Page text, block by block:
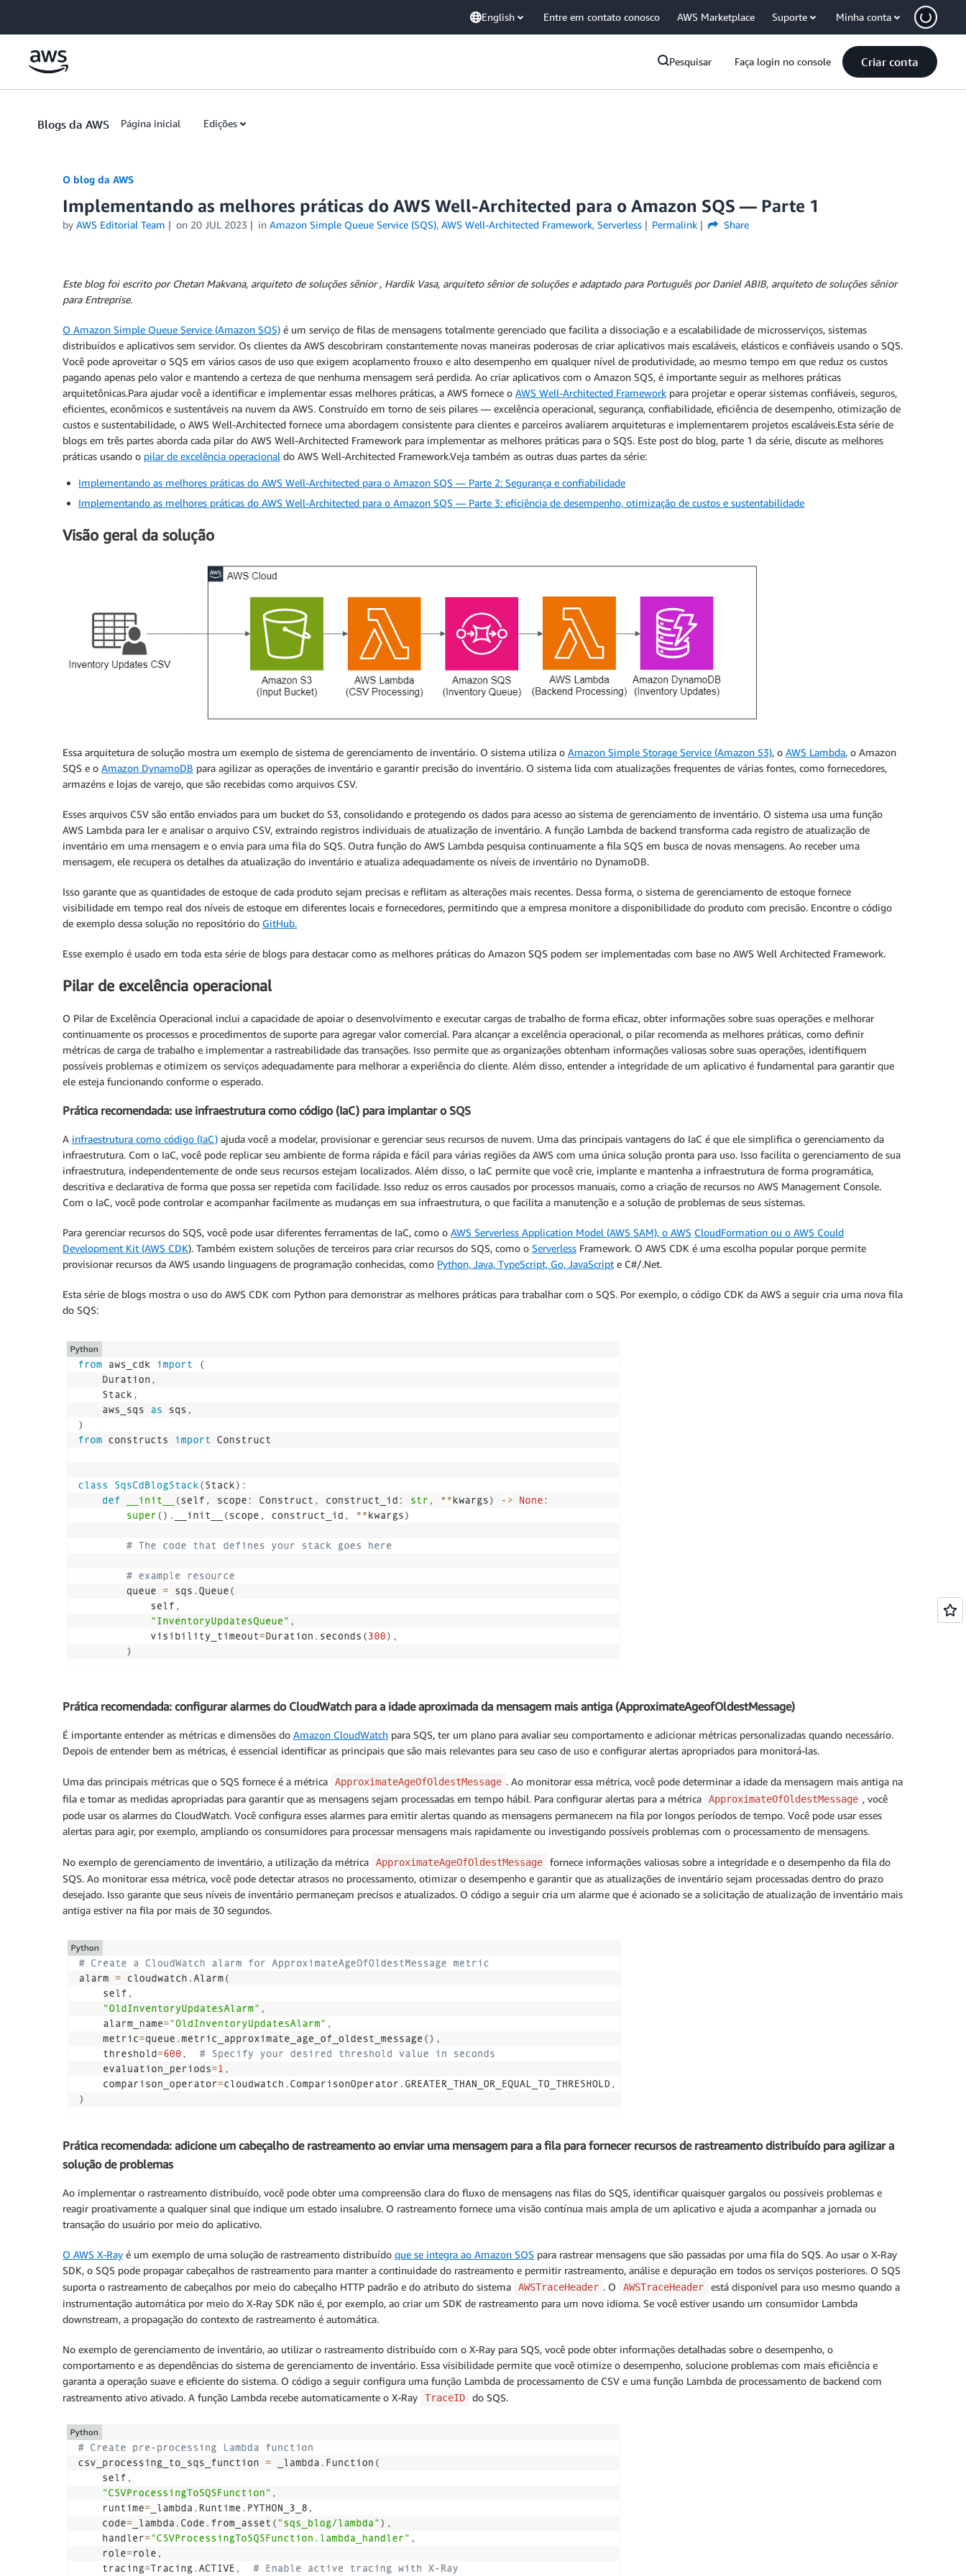
English Entre em contato conosco AWS Marketplace Suporte Minha conta
Pesquisar Faça login no console Criar conta
Blogs da AWS Página inicial Edições
O blog da AWS
Implementando as melhores práticas do AWS Well-Architected para o Amazon SQS — Parte 1
by AWS Editorial Team on 20 JUL 2023 in Amazon Simple Queue Service (SQS), AWS Well-Architected Framework, Serverless Permalink Share
Este blog foi escrito por Chetan Makvana, arquiteto de soluções sênior , Hardik Vasa, arquiteto sênior de soluções e adaptado para Português por Daniel ABIB, arquiteto de soluções sênior
para Entreprise.
O Amazon Simple Queue Service (Amazon SQS) é um serviço de filas de mensagens totalmente gerenciado que facilita a dissociação e a escalabilidade de microsserviços, sistemas
distribuídos e aplicativos sem servidor. Os clientes da AWS descobriram constantemente novas maneiras poderosas de criar aplicativos mais escaláveis, elásticos e confiáveis usando o SQS.
Você pode aproveitar o SQS em vários casos de uso que exigem acoplamento frouxo e alto desempenho em qualquer nível de produtividade, ao mesmo tempo em que reduz os custos
pagando apenas pelo valor e mantendo a certeza de que nenhuma mensagem será perdida. Ao criar aplicativos com o Amazon SQS, é importante seguir as melhores práticas
arquitetônicas.Para ajudar você a identificar e implementar essas melhores práticas, a AWS fornece o AWS Well-Architected Framework para projetar e operar sistemas confiáveis, seguros,
eficientes, econômicos e sustentáveis na nuvem da AWS. Construído em torno de seis pilares — excelência operacional, segurança, confiabilidade, eficiência de desempenho, otimização de
custos e sustentabilidade, o AWS Well-Architected fornece uma abordagem consistente para clientes e parceiros avaliarem arquiteturas e implementarem projetos escaláveis.Esta série de
blogs em três partes aborda cada pilar do AWS Well-Architected Framework para implementar as melhores práticas para o SQS. Este post do blog, parte 1 da série, discute as melhores
práticas usando o pilar de excelência operacional do AWS Well-Architected Framework.Veja também as outras duas partes da série:
Implementando as melhores práticas do AWS Well-Architected para o Amazon SQS — Parte 2: Segurança e confiabilidade
Implementando as melhores práticas do AWS Well-Architected para o Amazon SQS — Parte 3: eficiência de desempenho, otimização de custos e sustentabilidade
Visão geral da solução
Essa arquitetura de solução mostra um exemplo de sistema de gerenciamento de inventário. O sistema utiliza o Amazon Simple Storage Service (Amazon S3), o AWS Lambda, o Amazon
SQS e o Amazon DynamoDB para agilizar as operações de inventário e garantir precisão do inventário. O sistema lida com atualizações frequentes de várias fontes, como fornecedores,
armazéns e lojas de varejo, que são recebidas como arquivos CSV.
Esses arquivos CSV são então enviados para um bucket do S3, consolidando e protegendo os dados para acesso ao sistema de gerenciamento de inventário. O sistema usa uma função
AWS Lambda para ler e analisar o arquivo CSV, extraindo registros individuais de atualização de inventário. A função Lambda de backend transforma cada registro de atualização de
inventário em uma mensagem e o envia para uma fila do SQS. Outra função do AWS Lambda pesquisa continuamente a fila SQS em busca de novas mensagens. Ao receber uma
mensagem, ele recupera os detalhes da atualização do inventário e atualiza adequadamente os níveis de inventário no DynamoDB.
Isso garante que as quantidades de estoque de cada produto sejam precisas e reflitam as alterações mais recentes. Dessa forma, o sistema de gerenciamento de estoque fornece
visibilidade em tempo real dos níveis de estoque em diferentes locais e fornecedores, permitindo que a empresa monitore a disponibilidade do produto com precisão. Encontre o código
de exemplo dessa solução no repositório do GitHub.
Esse exemplo é usado em toda esta série de blogs para destacar como as melhores práticas do Amazon SQS podem ser implementadas com base no AWS Well Architected Framework.
Pilar de excelência operacional
O Pilar de Excelência Operacional inclui a capacidade de apoiar o desenvolvimento e executar cargas de trabalho de forma eficaz, obter informações sobre suas operações e melhorar
continuamente os processos e procedimentos de suporte para agregar valor comercial. Para alcançar a excelência operacional, o pilar recomenda as melhores práticas, como definir
métricas de carga de trabalho e implementar a rastreabilidade das transações. Isso permite que as organizações obtenham informações valiosas sobre suas operações, identifiquem
possíveis problemas e otimizem os serviços adequadamente para melhorar a experiência do cliente. Além disso, entender a integridade de um aplicativo é fundamental para garantir que
ele esteja funcionando conforme o esperado.
Prática recomendada: use infraestrutura como código (IaC) para implantar o SQS
A infraestrutura como código (IaC) ajuda você a modelar, provisionar e gerenciar seus recursos de nuvem. Uma das principais vantagens do IaC é que ele simplifica o gerenciamento da
infraestrutura. Com o IaC, você pode replicar seu ambiente de forma rápida e fácil para várias regiões da AWS com uma única solução pronta para uso. Isso facilita o gerenciamento de sua
infraestrutura, independentemente de onde seus recursos estejam localizados. Além disso, o IaC permite que você crie, implante e mantenha a infraestrutura de forma programática,
descritiva e declarativa de forma que possa ser repetida com facilidade. Isso reduz os erros causados por processos manuais, como a criação de recursos no AWS Management Console.
Com o IaC, você pode controlar e acompanhar facilmente as mudanças em sua infraestrutura, o que facilita a manutenção e a solução de problemas de seus sistemas.
Para gerenciar recursos do SQS, você pode usar diferentes ferramentas de IaC, como o AWS Serverless Application Model (AWS SAM), o AWS CloudFormation ou o AWS Could
Development Kit (AWS CDK). Também existem soluções de terceiros para criar recursos do SQS, como o Serverless Framework. O AWS CDK é uma escolha popular porque permite
provisionar recursos da AWS usando linguagens de programação conhecidas, como Python, Java, TypeScript, Go, JavaScript e C#/.Net.
Esta série de blogs mostra o uso do AWS CDK com Python para demonstrar as melhores práticas para trabalhar com o SQS. Por exemplo, o código CDK da AWS a seguir cria uma nova fila
do SQS:
Prática recomendada: configurar alarmes do CloudWatch para a idade aproximada da mensagem mais antiga (ApproximateAgeofOldestMessage)
É importante entender as métricas e dimensões do Amazon CloudWatch para SQS, ter um plano para avaliar seu comportamento e adicionar métricas personalizadas quando necessário.
Depois de entender bem as métricas, é essencial identificar as principais que são mais relevantes para seu caso de uso e configurar alertas apropriados para monitorá-las.
Uma das principais métricas que o SQS fornece é a métrica ApproximateAgeOfOldestMessage . Ao monitorar essa métrica, você pode determinar a idade da mensagem mais antiga na
fila e tomar as medidas apropriadas para garantir que as mensagens sejam processadas em tempo hábil. Para configurar alertas para a métrica
ApproximateOfOldestMessage , você
pode usar os alarmes do CloudWatch. Você configura esses alarmes para emitir alertas quando as mensagens permanecem na fila por longos períodos de tempo. Você pode usar esses
alertas para agir, por exemplo, ampliando os consumidores para processar mensagens mais rapidamente ou investigando possíveis problemas com o processamento de mensagens.
No exemplo de gerenciamento de inventário, a utilização da métrica ApproximateAgeOfOldestMessage
fornece informações valiosas sobre a integridade e o desempenho da fila do
SQS. Ao monitorar essa métrica, você pode detectar atrasos no processamento, otimizar o desempenho e garantir que as atualizações de inventário sejam processadas dentro do prazo
desejado. Isso garante que seus níveis de inventário permaneçam precisos e atualizados. O código a seguir cria um alarme que é acionado se a solicitação de atualização de inventário mais
antiga estiver na fila por mais de 30 segundos.
Prática recomendada: adicione um cabeçalho de rastreamento ao enviar uma mensagem para a fila para fornecer recursos de rastreamento distribuído para agilizar a
solução de problemas
Ao implementar o rastreamento distribuído, você pode obter uma compreensão clara do fluxo de mensagens nas filas do SQS, identificar quaisquer gargalos ou possíveis problemas e
reagir proativamente a qualquer sinal que indique um estado insalubre. O rastreamento fornece uma visão contínua mais ampla de um aplicativo e ajuda a acompanhar a jornada ou
transação do usuário por meio do aplicativo.
O AWS X-Ray é um exemplo de uma solução de rastreamento distribuído que se integra ao Amazon SQS para rastrear mensagens que são passadas por uma fila do SQS. Ao usar o X-Ray
SDK, o SQS pode propagar cabeçalhos de rastreamento para manter a continuidade do rastreamento e permitir rastreamento, análise e depuração em todos os serviços posteriores. O SQS
suporta o rastreamento de cabeçalhos por meio do cabeçalho HTTP padrão e do atributo do sistema
AWSTraceHeader . O AWSTraceHeader
está disponível para uso mesmo quando a
instrumentação automática por meio do X-Ray SDK não é, por exemplo, ao criar um SDK de rastreamento para um novo idioma. Se você estiver usando um consumidor Lambda
downstream, a propagação do contexto de rastreamento é automática.
No exemplo de gerenciamento de inventário, ao utilizar o rastreamento distribuído com o X-Ray para SQS, você pode obter informações detalhadas sobre o desempenho, o
comportamento e as dependências do sistema de gerenciamento de inventário. Essa visibilidade permite que você otimize o desempenho, solucione problemas com mais eficiência e
garanta a operação suave e eficiente do sistema. O código a seguir configura uma função Lambda de processamento de CSV e uma função Lambda de processamento de backend com
rastreamento ativo ativado. A função Lambda recebe automaticamente o X-Ray
TraceID do SQS.